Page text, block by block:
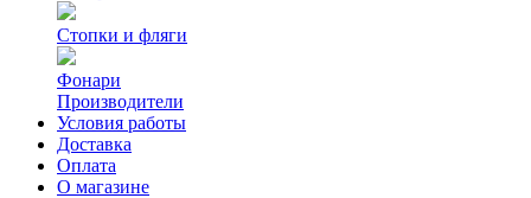
Стопки и фляги
Фонари
Производители
Условия работы
Доставка
Оплата
О магазине